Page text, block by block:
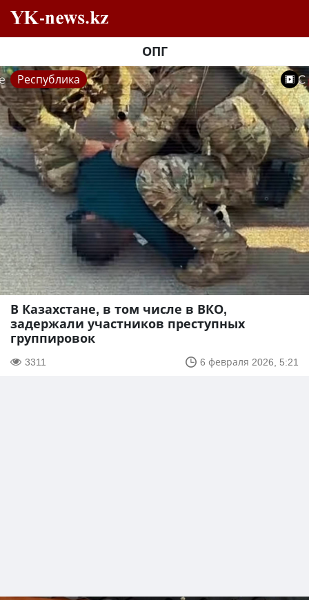
ОПГ
Республика
В Казахстане, в том числе в ВКО,
задержали участников преступных
группировок
3311 6 февраля 2026, 5:21